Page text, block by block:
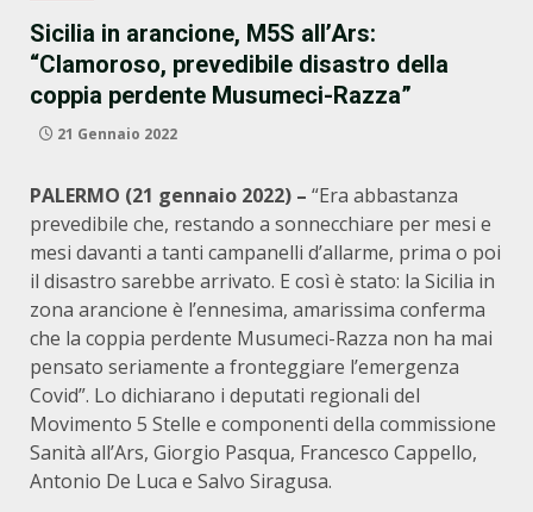
Sicilia in arancione, M5S all’Ars:
“Clamoroso, prevedibile disastro della
coppia perdente Musumeci-Razza”
21 Gennaio 2022
PALERMO (21 gennaio 2022) – “Era abbastanza
prevedibile che, restando a sonnecchiare per mesi e
mesi davanti a tanti campanelli d’allarme, prima o poi
il disastro sarebbe arrivato. E così è stato: la Sicilia in
zona arancione è l’ennesima, amarissima conferma
che la coppia perdente Musumeci-Razza non ha mai
pensato seriamente a fronteggiare l’emergenza
Covid”. Lo dichiarano i deputati regionali del
Movimento 5 Stelle e componenti della commissione
Sanità all’Ars, Giorgio Pasqua, Francesco Cappello,
Antonio De Luca e Salvo Siragusa.